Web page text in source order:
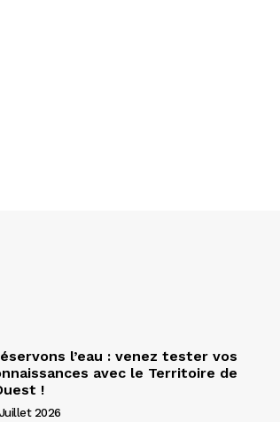
l’eau : venez tester vos
avec le Territoire de
!
2026